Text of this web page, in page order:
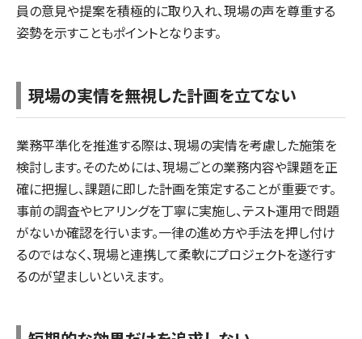
員の意見や提案を積極的に取り入れ、現場の声を尊重する
姿勢を示すこともポイントとなります。
現場の実情を無視した計画を立てない
業務平準化を推進する際は、現場の実情を考慮した施策を
検討します。そのためには、現場ごとの業務内容や課題を正
確に把握し、課題に即した計画を策定することが重要です。
事前の調査やヒアリングを丁寧に実施し、テスト運用で問題
がないか確認を行います。一律の進め方や手法を押し付け
るのではなく、現場と連携して柔軟にプロジェクトを遂行す
るのが望ましいといえます。